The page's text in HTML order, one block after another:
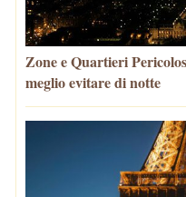
Zone e Quartieri
meglio evitare di notte